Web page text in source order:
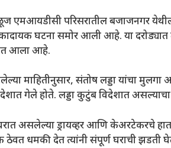
एमआयडीसी परिसरातील बजाजनगर येथील
घटना समोर आली आहे. या
आला आहे.
माहितीनुसार, संतोष लड्डा यांचा
गेले होते. लड्डा कुटुंब विदेशात
असलेल्या ड्रायव्हर आणि केअरटेकरचे
ठेवत धमकी देत त्यांनी संपूर्ण घराची झडती